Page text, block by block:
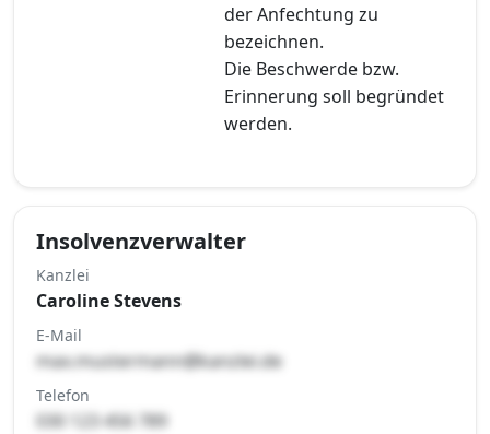
der Anfechtung zu
bezeichnen.
Die Beschwerde bzw.
Erinnerung soll begründet
werden.
Insolvenzverwalter
Kanzlei
Caroline Stevens
E-Mail
max.mustermann@kanzlei.de
Telefon
030 123 456 789